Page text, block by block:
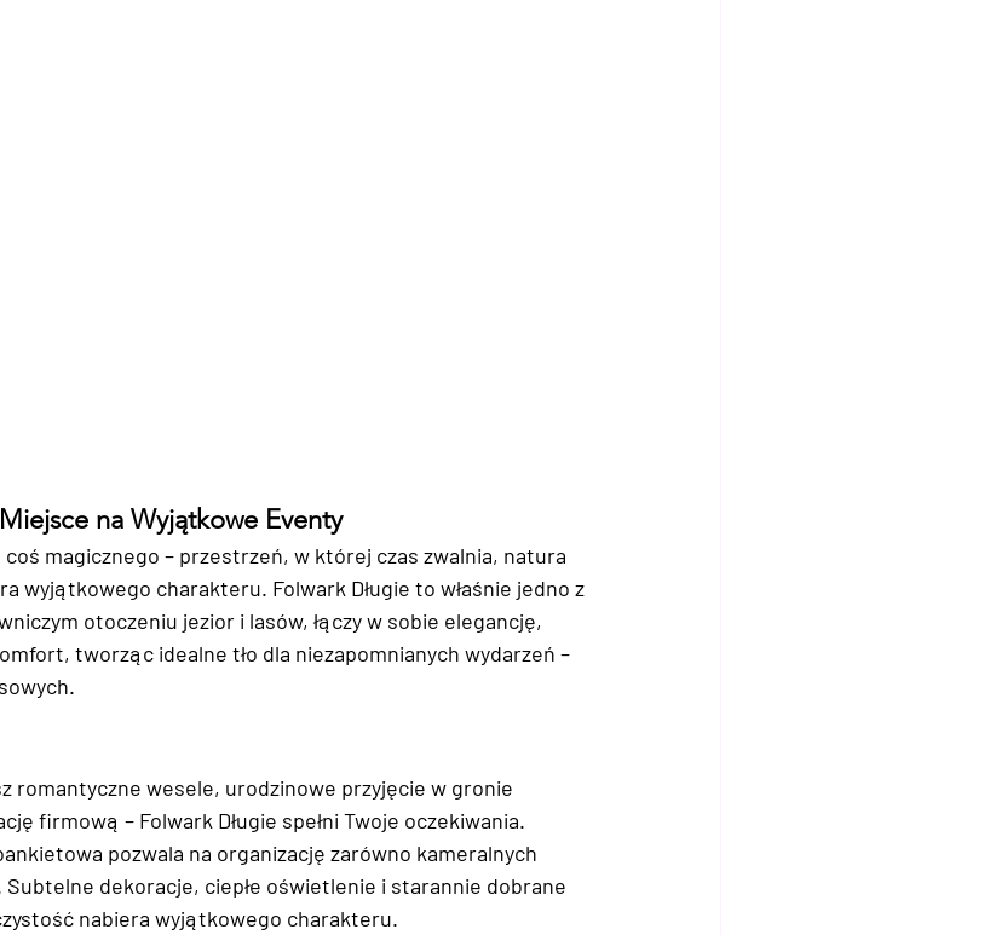
na Wyjątkowe Eventy
magicznego – przestrzeń, w której czas zwalnia, natura
wyjątkowego charakteru. Folwark Długie to właśnie jedno z
otoczeniu jezior i lasów, łączy w sobie elegancję,
tworząc idealne tło dla niezapomnianych wydarzeń –
romantyczne wesele, urodzinowe przyjęcie w gronie
firmową – Folwark Długie spełni Twoje oczekiwania.
pozwala na organizację zarówno kameralnych
dekoracje, ciepłe oświetlenie i starannie dobrane
nabiera wyjątkowego charakteru.